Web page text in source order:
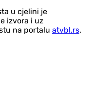
u cjelini je
izvora i uz
na portalu atvbl.rs.